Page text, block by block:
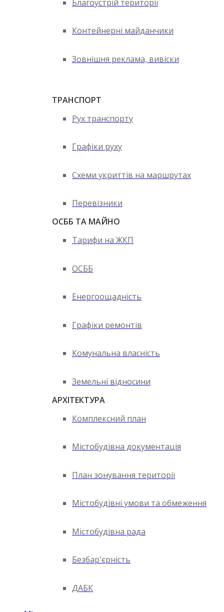
Благоустрій території
Контейнерні майданчики
Зовнішня реклама, вивіски
ТРАНСПОРТ
Рух транспорту
Графіки руху
Схеми укриттів на маршрутах
Перевізники
ОСББ ТА МАЙНО
Тарифи на ЖКП
ОСББ
Енергоощадність
Графіки ремонтів
Комунальна власність
Земельні відносини
АРХІТЕКТУРА
Комплексний план
Містобудівна документація
План зонування території
Містобудівні умови та обмеження
Містобудівна рада
Безбар'єрність
ДАБК